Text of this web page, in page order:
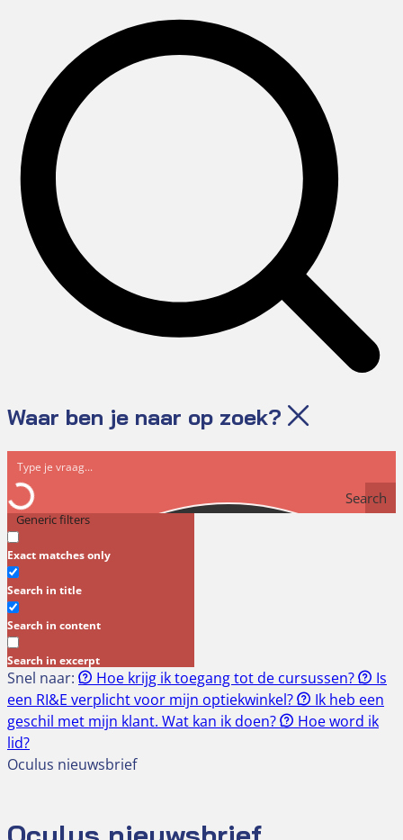
Waar ben je naar op zoek?
Search
Generic filters
Exact matches only
Search in title
Search in content
Search in excerpt
Snel naar: Hoe krijg ik toegang tot de cursussen?
Is
een RI&E verplicht voor mijn optiekwinkel?
Ik heb een
geschil met mijn klant. Wat kan ik doen?
Hoe word ik
lid?
Oculus nieuwsbrief